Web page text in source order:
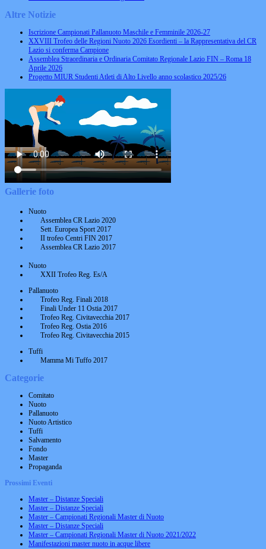
Altre Notizie
Iscrizione Campionati Pallanuoto Maschile e Femminile 2026-27
XXVIII Trofeo delle Regioni Nuoto 2026 Esordienti – la Rappresentativa del CR
Lazio si conferma Campione
Assemblea Straordinaria e Ordinaria Comitato Regionale Lazio FIN – Roma 18
Aprile 2026
Progetto MIUR Studenti Atleti di Alto Livello anno scolastico 2025/26
Gallerie foto
Nuoto
Assemblea CR Lazio 2020
Sett. Europea Sport 2017
II trofeo Centri FIN 2017
Assemblea CR Lazio 2017
Nuoto
XXII Trofeo Reg. Es/A
Pallanuoto
Trofeo Reg. Finali 2018
Finali Under 11 Ostia 2017
Trofeo Reg. Civitavecchia 2017
Trofeo Reg. Ostia 2016
Trofeo Reg. Civitavecchia 2015
Tuffi
Mamma Mi Tuffo 2017
Categorie
Comitato
Nuoto
Pallanuoto
Nuoto Artistico
Tuffi
Salvamento
Fondo
Master
Propaganda
Prossimi Eventi
Master – Distanze Speciali
Master – Distanze Speciali
Master – Campionati Regionali Master di Nuoto
Master – Distanze Speciali
Master – Campionati Regionali Master di Nuoto 2021/2022
Manifestazioni master nuoto in acque libere